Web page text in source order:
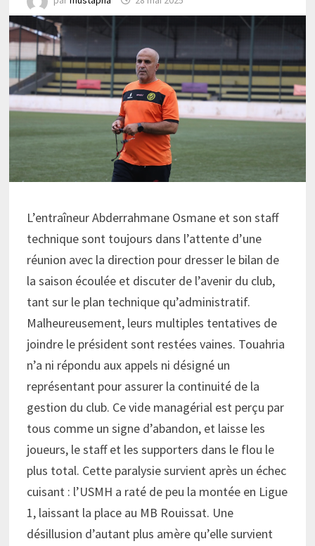
L’entraîneur Abderrahmane Osmane et son staff
technique sont toujours dans l’attente d’une
réunion avec la direction pour dresser le bilan de
la saison écoulée et discuter de l’avenir du club,
tant sur le plan technique qu’administratif.
Malheureusement, leurs multiples tentatives de
joindre le président sont restées vaines. Touahria
n’a ni répondu aux appels ni désigné un
représentant pour assurer la continuité de la
gestion du club. Ce vide managérial est perçu par
tous comme un signe d’abandon, et laisse les
joueurs, le staff et les supporters dans le flou le
plus total. Cette paralysie survient après un échec
cuisant : l’USMH a raté de peu la montée en Ligue
1, laissant la place au MB Rouissat. Une
désillusion d’autant plus amère qu’elle survient